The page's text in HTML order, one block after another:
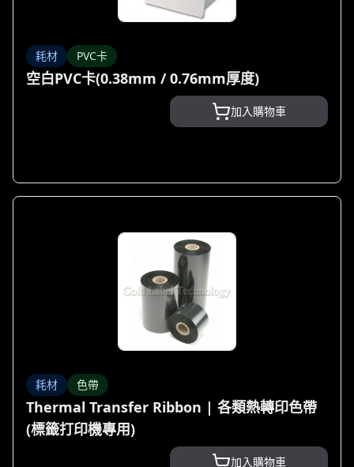
耗材 PVC卡
空白PVC卡(0.38mm / 0.76mm厚度)
加入購物車
耗材 色帶
Thermal Transfer Ribbon | 各類熱轉印色帶
(標籤打印機專用)
加入購物車